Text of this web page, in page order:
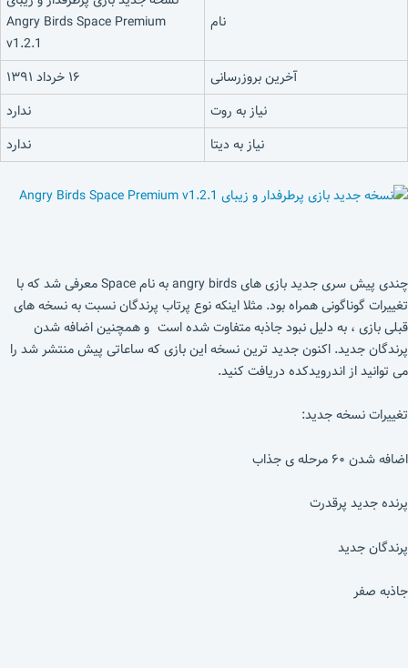
نام
Angry Birds Space Premium
v1.2.1
آخرین بروزرسانی
۱۶ خرداد ۱۳۹۱
نیاز به روت
ندارد
نیاز به دیتا
ندارد
چندی پیش سری جدید بازی های angry birds به نام Space معرفی شد که با
تغییرات گوناگونی همراه بود. مثلا اینکه نوع پرتاب پرندگان نسبت به نسخه های
قبلی بازی ، به دلیل نبود جاذبه متفاوت شده است و همچنین اضافه شدن
پرندگان جدید. اکنون جدید ترین نسخه این بازی که ساعاتی پیش منتشر شد را
می توانید از اندرویدکده دریافت کنید.
تغییرات نسخه جدید:
اضافه شدن ۶۰ مرحله ی جذاب
پرنده جدید پرقدرت
پرندگان جدید
جاذبه صفر